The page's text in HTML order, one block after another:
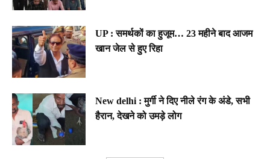
UP : समर्थकों का हुजूम… 23 महीने बाद आजम
खान जेल से हुए रिहा
New delhi : मुर्गी ने दिए नीले रंग के अंडे, सभी
हैरान, देखने को उमड़े लोग